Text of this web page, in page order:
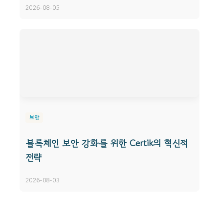
2026-08-05
보안
블록체인 보안 강화를 위한 Certik의 혁신적
전략
2026-08-03